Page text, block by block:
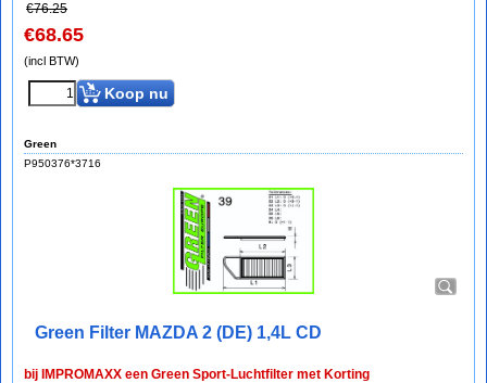
€76.25
€68.65
(incl BTW)
Koop nu
Green
P950376*3716
Green Filter MAZDA 2 (DE) 1,4L CD
bij IMPROMAXX een Green Sport-Luchtfilter met Korting